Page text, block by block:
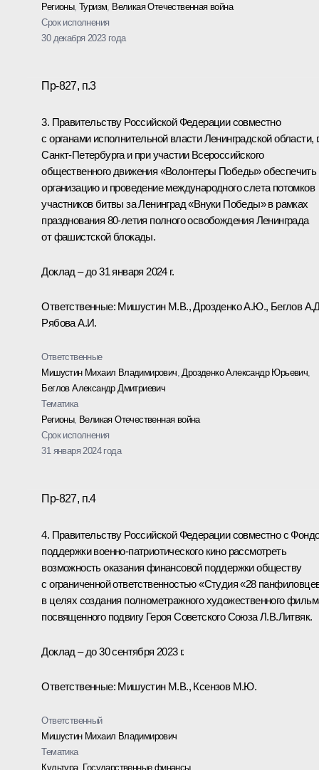
Регионы,Туризм Великая Отечественная война
Срок исполнения
30 декабря 2023 года
Пр-827, п.3
3. Правительству Российской Федерации совместно
с органами исполнительной власти Ленинградской области,
Санкт-Петербурга и при участии Всероссийского
общественного движения «Волонтеры Победы» обеспечить
организацию и проведение международного слета потомков
участников битвы за Ленинград «Внуки Победы» в рамках
празднования 80-летия полного освобождения Ленинграда
от фашистской блокады.
Доклад – до 31 января 2024 г.
Ответственные: Мишустин М.В., Дрозденко А.Ю., Беглов
Рябова А.И.
Ответственные
Мишустин Михаил Владимирович Дрозденко Александр Юрьевич
Беглов Александр Дмитриевич
Тематика
Регионы, Великая Отечественная война
Срок исполнения
31 января 2024 года
Пр-827, п.4
4. Правительству Российской Федерации совместно с
поддержки военно-патриотического кино рассмотреть
возможность оказания финансовой поддержки обществу
с ограниченной ответственностью «Студия «28
в целях создания полнометражного художественного
посвященного подвигу Героя Советского Союза Л.В.Литвяк.
Доклад – до 30 сентября 2023 г.
Ответственные: Мишустин М.В., Ксензов М.Ю.
Ответственный
Мишустин Михаил Владимирович
Тематика
Культура, Государственные финансы